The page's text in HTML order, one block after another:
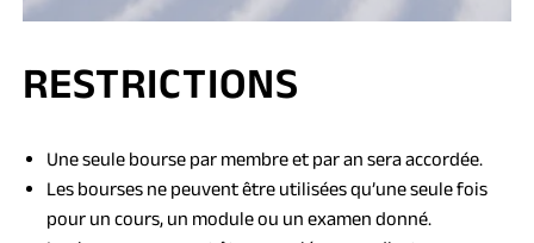
email
a
RESTRICTIONS
Une seule bourse par membre et par an sera accordée.
Les bourses ne peuvent être utilisées qu’une seule fois
pour un cours, un module ou un examen donné.